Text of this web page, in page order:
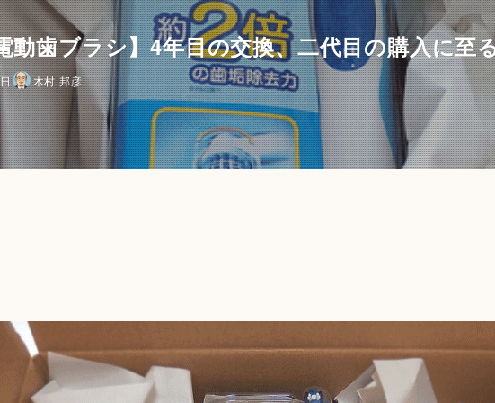
歯ブラシ】4年目の交換、二代目の購入に至
木村 邦彦